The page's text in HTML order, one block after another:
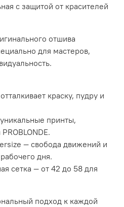
с защитой от красителей
отшива
для мастеров,
краску, пудру и
принты,
— свобода движений и
дня.
сетка — от 42 до 58 для
подход к каждой